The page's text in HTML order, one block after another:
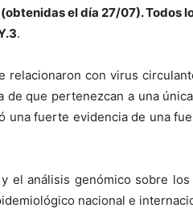
el día 27/07). Todos
.
relacionaron con virus
que pertenezcan a una
fuerte evidencia de una
el análisis genómico sobre
nacional e